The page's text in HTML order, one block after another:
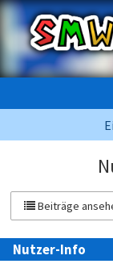
Beiträge
Nutzer-Info